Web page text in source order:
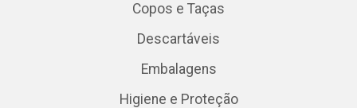
Copos e Taças
Descartáveis
Embalagens
Higiene e Proteção